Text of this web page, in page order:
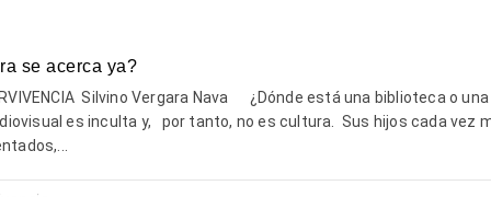
se acerca ya?
Silvino Vergara Nava ¿Dónde está una biblioteca o
es inculta y, por tanto, no es cultura. Sus hijos cada vez